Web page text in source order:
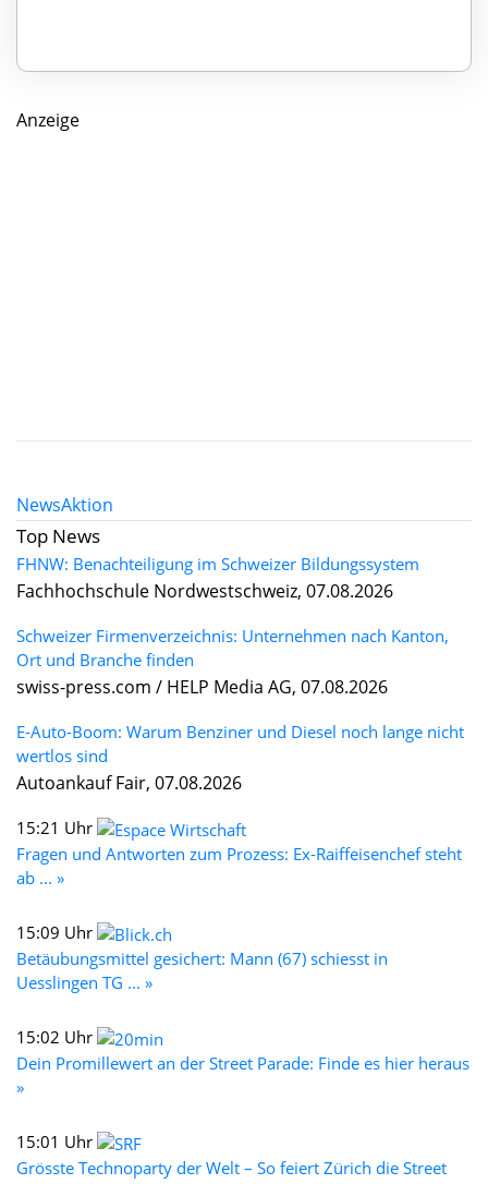
Anzeige
NewsAktion
Top News
FHNW: Benachteiligung im Schweizer Bildungssystem
Fachhochschule Nordwestschweiz, 07.08.2026
Schweizer Firmenverzeichnis: Unternehmen nach Kanton,
Ort und Branche finden
swiss-press.com / HELP Media AG, 07.08.2026
E-Auto-Boom: Warum Benziner und Diesel noch lange nicht
wertlos sind
Autoankauf Fair, 07.08.2026
15:21 Uhr
Fragen und Antworten zum Prozess: Ex-Raiffeisenchef steht
ab ... »
15:09 Uhr
Betäubungsmittel gesichert: Mann (67) schiesst in
Uesslingen TG ... »
15:02 Uhr
Dein Promillewert an der Street Parade: Finde es hier heraus
»
15:01 Uhr
Grösste Technoparty der Welt – So feiert Zürich die Street